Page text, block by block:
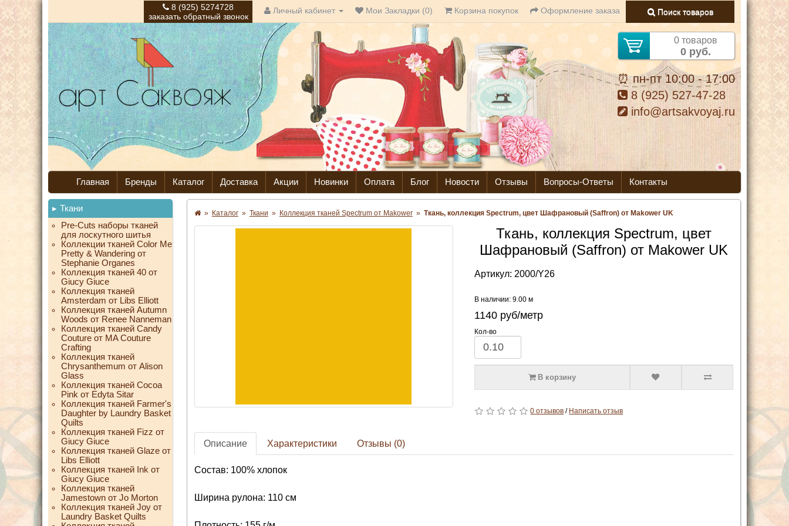
8 (925) 5274728
заказать обратный звонок
Личный кабинет Мои Закладки (0) Корзина покупок Оформление заказа Поиск товаров
0 товаров
0 руб.
⏰ пн-пт 10:00 - 17:00
8 (925) 527-47-28
info@artsakvoyaj.ru
Главная Бренды Каталог Доставка Акции Новинки Оплата Блог Новости Отзывы Вопросы-Ответы Контакты
Ткани
Pre-Cuts наборы тканей
для лоскутного шитья
Коллекции тканей Color Me
Pretty & Wandering от
Stephanie Organes
Коллекция тканей 40 от
Giucy Giuce
Коллекция тканей
Amsterdam от Libs Elliott
Коллекция тканей Autumn
Woods от Renee Nanneman
Коллекция тканей Candy
Couture от MA Couture
Crafting
Коллекция тканей
Chrysanthemum от Alison
Glass
Коллекция тканей Cocoa
Pink от Edyta Sitar
Коллекция тканей Farmer's
Daughter by Laundry Basket
Quilts
Коллекция тканей Fizz от
Giucy Giuce
Коллекция тканей Glaze от
Libs Elliott
Коллекция тканей Ink от
Giucy Giuce
Коллекция тканей
Jamestown от Jo Morton
Коллекция тканей Joy от
Laundry Basket Quilts
» Каталог » Ткани » Коллекция тканей Spectrum от Makower » Ткань, коллекция Spectrum, цвет Шафрановый (Saffron) от Makower UK
Ткань, коллекция Spectrum, цвет
Шафрановый (Saffron) от Makower UK
Артикул: 2000/Y26
В наличии: 9.00 м
1140 руб/метр
Кол-во
В корзину
0 отзывов / Написать отзыв
Описание Характеристики Отзывы (0)
Состав: 100% хлопок
Ширина рулона: 110 см